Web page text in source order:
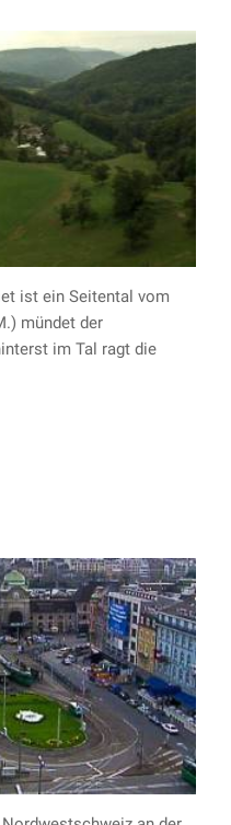
ist ein Seitental vom
mündet der
im Tal ragt die